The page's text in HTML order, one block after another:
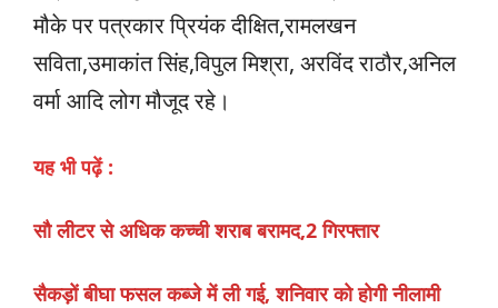
मौके पर पत्रकार प्रियंक दीक्षित,रामलखन
सविता,उमाकांत सिंह,विपुल मिश्रा, अरविंद राठौर,अनिल
वर्मा आदि लोग मौजूद रहे।
यह भी पढ़ें :
सौ लीटर से अधिक कच्ची शराब बरामद,2 गिरफ्तार
सैकड़ों बीघा फसल कब्जे में ली गई, शनिवार को होगी नीलामी